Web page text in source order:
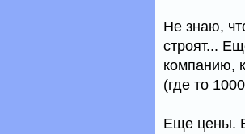
Не знаю,
строят...
компанию,
(где то
Еще цены.